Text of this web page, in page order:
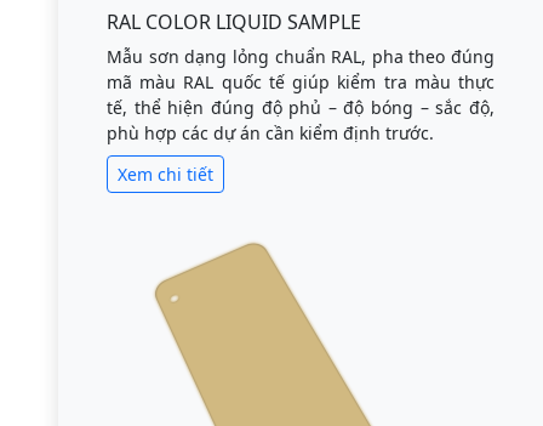
RAL COLOR LIQUID SAMPLE
Mẫu sơn dạng lỏng chuẩn RAL, pha theo đúng
mã màu RAL quốc tế giúp kiểm tra màu thực
tế, thể hiện đúng độ phủ – độ bóng – sắc độ,
phù hợp các dự án cần kiểm định trước.
Xem chi tiết